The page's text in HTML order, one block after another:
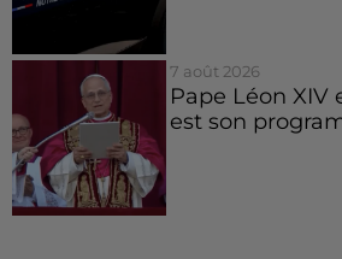
7 août 2026
Pape Léon XIV
est son